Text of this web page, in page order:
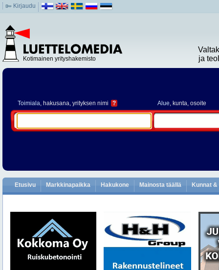
Kirjaudu
Kotimainen yrityshakemisto
ja
Toimiala, hakusana, yrityksen nimi ? Alue, kunta, osoite
Etusivu Markkinapaikka Hakukone Mainosta täällä Kunnat